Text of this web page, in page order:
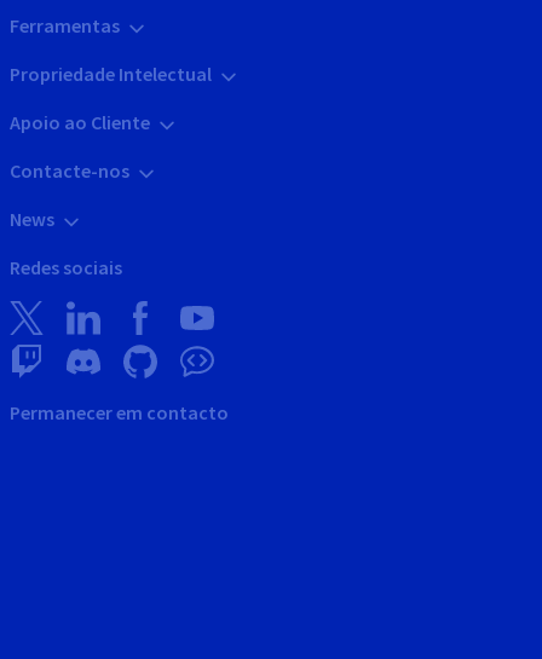
Ferramentas
Propriedade Intelectual
Apoio ao Cliente
Contacte-nos
News
Redes sociais
Permanecer em contacto